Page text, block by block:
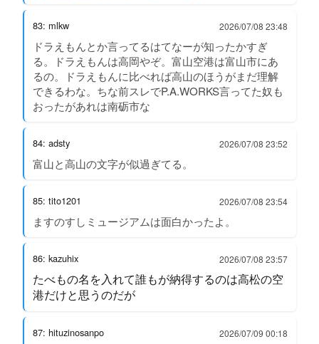
83: mlkw 2026/07/08 23:48
ドラえもんとか言ってるはてなーが知ったかすぎ
る。ドラえもんは高岡やぞ。富山空港は富山市にあ
るの。ドラえもんに比べれば高山のほうがまだ理解
できるわな。ちな前スレでP.A.WORKS言ってた奴も
おったがあれは南砺市な
84: adsty 2026/07/08 23:52
富山と高山の文字が似過ぎてる。
85: tito1201 2026/07/08 23:54
ますのすしミュージアムは面白かったよ。
86: kazuhix 2026/07/08 23:57
たべもの名を入れて誰もが納得するのは高松の空
港だけと思うのだが
87: hituzinosanpo 2026/07/09 00:18